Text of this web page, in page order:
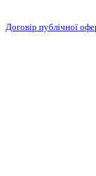
Договір публічної